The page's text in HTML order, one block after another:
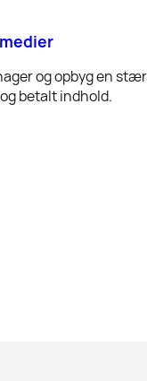
og opbyg en
betalt indhold.